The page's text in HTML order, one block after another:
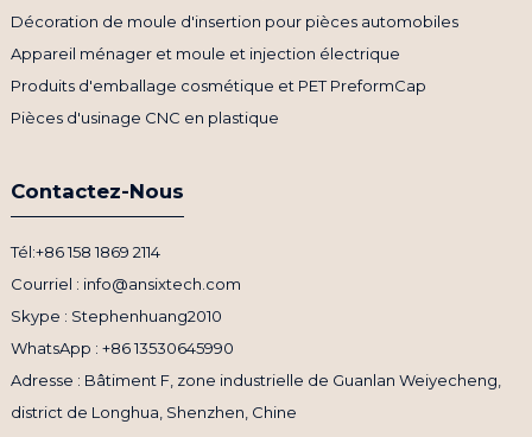
Décoration de moule d'insertion pour pièces automobiles
Appareil ménager et moule et injection électrique
Produits d'emballage cosmétique et PET PreformCap
Pièces d'usinage CNC en plastique
Contactez-Nous
Tél:+86 158 1869 2114
Courriel : info@ansixtech.com
Skype : Stephenhuang2010
WhatsApp : +86 13530645990
Adresse : Bâtiment F, zone industrielle de Guanlan Weiyecheng,
district de Longhua, Shenzhen, Chine